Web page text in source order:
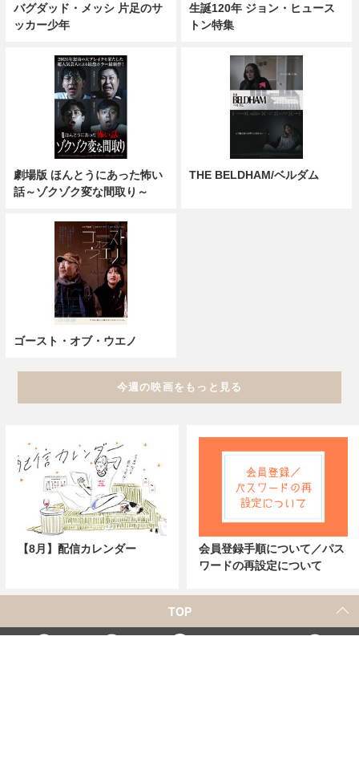
バグダッド・メッシ 片足のサ
ッカー少年
生誕120年 ジョン・ヒュース
トン特集
劇場版 ほんとうにあった怖い
話～ゾクゾク変な間取り～
THE BELDHAM/ベルダム
ゴースト・オブ・ウエノ
今週の映画をもっと見る
【8月】配信カレンダー
会員登録手順について／パス
ワードの再設定について
TOP